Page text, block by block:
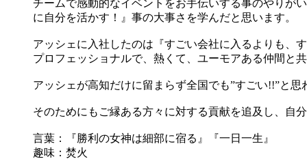
チームで感動的なイベントをお手伝いする事のやりが
に自分を活かす！』事の大事さを学んだと思います。
アッシェに入社したのは『すごい会社に入るよりも、
プロフェッショナルで、熱くて、ユーモアある仲間と
アッシェが高知だけに留まらず全国でも”すごい!!”と
そのためにもご縁ある方々に対する貢献を追及し、自
言葉：『勝利の女神は細部に宿る』『一日一生』
趣味：焚火